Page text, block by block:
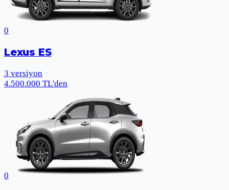
0
Lexus ES
3 versiyon
4.500.000 TL'den
0